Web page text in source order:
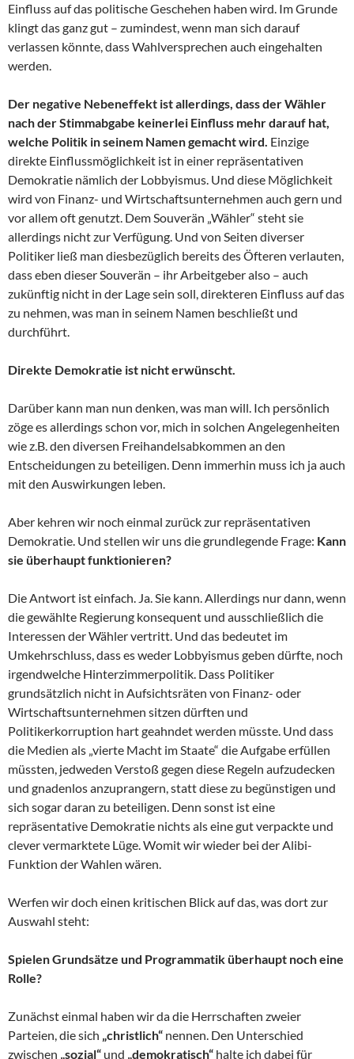
Einfluss auf das politische Geschehen haben wird. Im Grunde
klingt das ganz gut – zumindest, wenn man sich darauf
verlassen könnte, dass Wahlversprechen auch eingehalten
werden.
Der negative Nebeneffekt ist allerdings, dass der Wähler
nach der Stimmabgabe keinerlei Einfluss mehr darauf hat,
welche Politik in seinem Namen gemacht wird. Einzige
direkte Einflussmöglichkeit ist in einer repräsentativen
Demokratie nämlich der Lobbyismus. Und diese Möglichkeit
wird von Finanz- und Wirtschaftsunternehmen auch gern und
vor allem oft genutzt. Dem Souverän „Wähler“ steht sie
allerdings nicht zur Verfügung. Und von Seiten diverser
Politiker ließ man diesbezüglich bereits des Öfteren verlauten,
dass eben dieser Souverän – ihr Arbeitgeber also – auch
zukünftig nicht in der Lage sein soll, direkteren Einfluss auf das
zu nehmen, was man in seinem Namen beschließt und
durchführt.
Direkte Demokratie ist nicht erwünscht.
Darüber kann man nun denken, was man will. Ich persönlich
zöge es allerdings schon vor, mich in solchen Angelegenheiten
wie z.B. den diversen Freihandelsabkommen an den
Entscheidungen zu beteiligen. Denn immerhin muss ich ja auch
mit den Auswirkungen leben.
Aber kehren wir noch einmal zurück zur repräsentativen
Demokratie. Und stellen wir uns die grundlegende Frage: Kann
sie überhaupt funktionieren?
Die Antwort ist einfach. Ja. Sie kann. Allerdings nur dann, wenn
die gewählte Regierung konsequent und ausschließlich die
Interessen der Wähler vertritt. Und das bedeutet im
Umkehrschluss, dass es weder Lobbyismus geben dürfte, noch
irgendwelche Hinterzimmerpolitik. Dass Politiker
grundsätzlich nicht in Aufsichtsräten von Finanz- oder
Wirtschaftsunternehmen sitzen dürften und
Politikerkorruption hart geahndet werden müsste. Und dass
die Medien als „vierte Macht im Staate“ die Aufgabe erfüllen
müssten, jedweden Verstoß gegen diese Regeln aufzudecken
und gnadenlos anzuprangern, statt diese zu begünstigen und
sich sogar daran zu beteiligen. Denn sonst ist eine
repräsentative Demokratie nichts als eine gut verpackte und
clever vermarktete Lüge. Womit wir wieder bei der Alibi-
Funktion der Wahlen wären.
Werfen wir doch einen kritischen Blick auf das, was dort zur
Auswahl steht:
Spielen Grundsätze und Programmatik überhaupt noch eine
Rolle?
Zunächst einmal haben wir da die Herrschaften zweier
Parteien, die sich „christlich“ nennen. Den Unterschied
zwischen „sozial“ und „demokratisch“ halte ich dabei für